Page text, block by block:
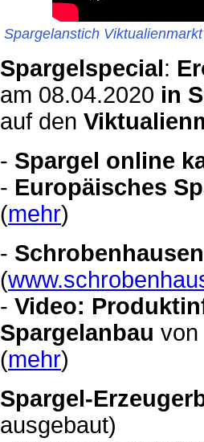
Spargelanstich
Spargelspecial:
am 08.04.2020 in
auf den
- Spargel online
- Europäisches
(mehr)
-
(
- Video:
Spargelanbau von
(mehr)
Spargel-
ausgebaut)